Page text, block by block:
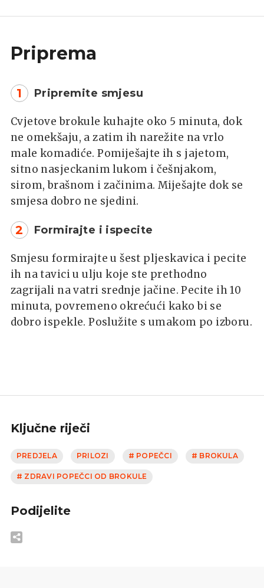
Priprema
1 Pripremite smjesu
Cvjetove brokule kuhajte oko 5 minuta, dok
ne omekšaju, a zatim ih narežite na vrlo
male komadiće. Pomiješajte ih s jajetom,
sitno nasjeckanim lukom i češnjakom,
sirom, brašnom i začinima. Miješajte dok se
smjesa dobro ne sjedini.
2 Formirajte i ispecite
Smjesu formirajte u šest pljeskavica i pecite
ih na tavici u ulju koje ste prethodno
zagrijali na vatri srednje jačine. Pecite ih 10
minuta, povremeno okrećući kako bi se
dobro ispekle. Poslužite s umakom po izboru.
Ključne riječi
PREDJELA PRILOZI # POPEČCI # BROKULA
# ZDRAVI POPEČCI OD BROKULE
Podijelite